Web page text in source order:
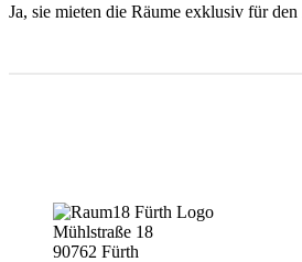
Ja, sie mieten die Räume exklusiv für
Mühlstraße 18
90762 Fürth